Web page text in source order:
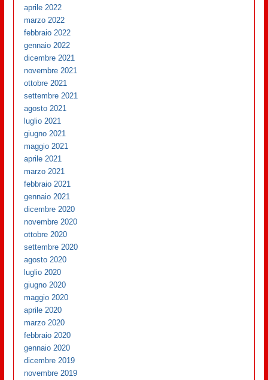
aprile 2022
marzo 2022
febbraio 2022
gennaio 2022
dicembre 2021
novembre 2021
ottobre 2021
settembre 2021
agosto 2021
luglio 2021
giugno 2021
maggio 2021
aprile 2021
marzo 2021
febbraio 2021
gennaio 2021
dicembre 2020
novembre 2020
ottobre 2020
settembre 2020
agosto 2020
luglio 2020
giugno 2020
maggio 2020
aprile 2020
marzo 2020
febbraio 2020
gennaio 2020
dicembre 2019
novembre 2019